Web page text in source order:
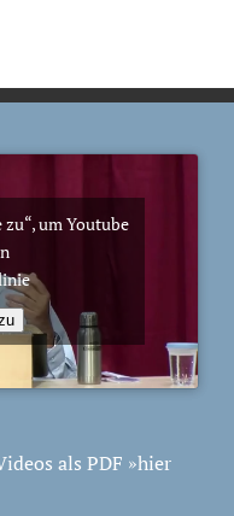
um Youtube
als PDF »hier